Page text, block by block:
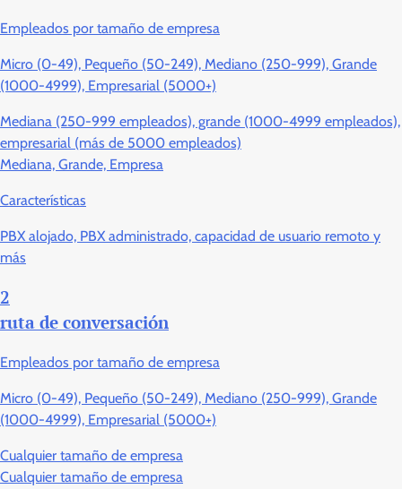
Empleados por tamaño de empresa
Micro (0-49), Pequeño (50-249), Mediano (250-999), Grande
(1000-4999), Empresarial (5000+)
Mediana (250-999 empleados), grande (1000-4999 empleados),
empresarial (más de 5000 empleados)
Mediana, Grande, Empresa
Características
PBX alojado, PBX administrado, capacidad de usuario remoto y
más
2
ruta de conversación
Empleados por tamaño de empresa
Micro (0-49), Pequeño (50-249), Mediano (250-999), Grande
(1000-4999), Empresarial (5000+)
Cualquier tamaño de empresa
Cualquier tamaño de empresa